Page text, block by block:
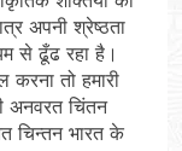
अपनी श्रेष्ठता
से ढूँढ रहा है।
करना तो हमारी
अनवरत चिंतन
चिन्तन भारत के